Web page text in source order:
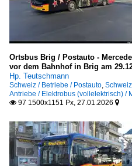
Ortsbus Brig / Postauto -
vor dem Bahnhof in Brig am
Hp. Teutschmann
Schweiz / Betriebe / Postauto,
Antriebe / Elektrobus (vollelektrisch) /
 97 1500x1151 Px, 27.01.2026 